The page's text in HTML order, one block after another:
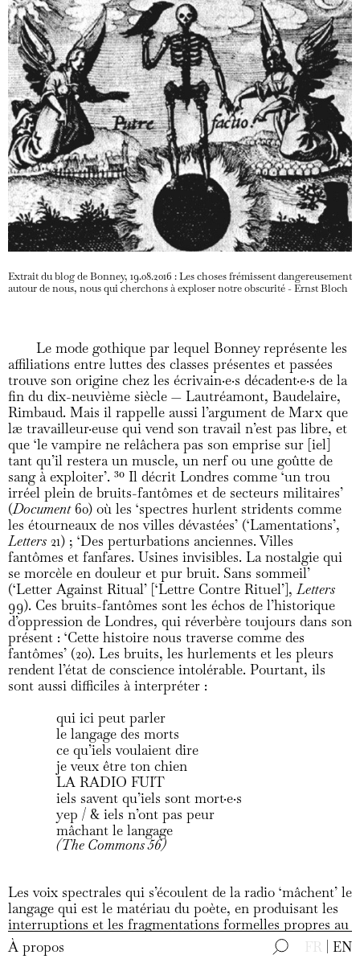
Extrait du blog de Bonney, 19.08.2016 : Les choses frémissent dangereusement
autour de nous, nous qui cherchons à exploser notre obscurité - Ernst Bloch
Le mode gothique par lequel Bonney représente les
affiliations entre luttes des classes présentes et passées
trouve son origine chez les écrivain·e·s décadent·e·s de la
fin du dix-neuvième siècle — Lautréamont, Baudelaire,
Rimbaud. Mais il rappelle aussi l’argument de Marx que
læ travailleur·euse qui vend son travail n’est pas libre, et
que ‘le vampire ne relâchera pas son emprise sur [iel]
tant qu’il restera un muscle, un nerf ou une goûtte de
sang à exploiter’. 30 Il décrit Londres comme ‘un trou
irréel plein de bruits-fantômes et de secteurs militaires’
(Document60) où les ‘spectres hurlent stridents comme
les étourneaux de nos villes dévastées’ (‘Lamentations’,
Letters 21) ; ‘Des perturbations anciennes. Villes
fantômes et fanfares. Usines invisibles. La nostalgie qui
se morcèle en douleur et pur bruit. Sans sommeil’
(‘Letter Against Ritual’ [‘Lettre Contre Rituel’],Letters
99). Ces bruits-fantômes sont les échos de l’historique
d’oppression de Londres, qui réverbère toujours dans son
présent : ‘Cette histoire nous traverse comme des
fantômes’ (20). Les bruits, les hurlements et les pleurs
rendent l’état de conscience intolérable. Pourtant, ils
sont aussi difficiles à interpréter :
qui ici peut parler
le langage des morts
ce qu’iels voulaient dire
je veux être ton chien
LA RADIO FUIT
iels savent qu’iels sont mort·e·s
yep / & iels n’ont pas peur
mâchant le langage
(The Commons 56)
Les voix spectrales qui s’écoulent de la radio ‘mâchent’ le
langage qui est le matériau du poète, en produisant les
interruptions et les fragmentations formelles propres au
modernisme tardif du style de Bonney. En citation du 18
Brumaire de Marx, Bonney suggère même que ‘Il y a
À propos FR EN